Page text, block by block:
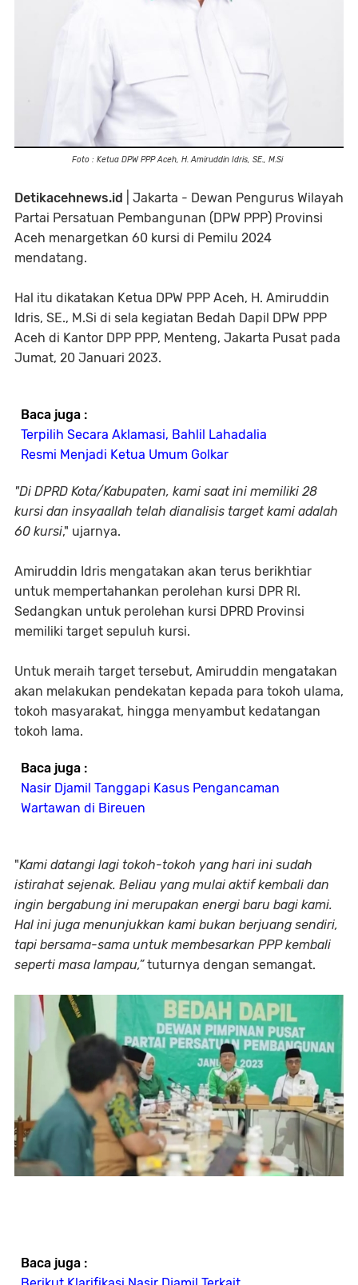
Foto : Ketua DPW PPP Aceh, H. Amiruddin Idris, SE., M.Si
Detikacehnews.id | Jakarta - Dewan Pengurus Wilayah
Partai Persatuan Pembangunan (DPW PPP) Provinsi
Aceh menargetkan 60 kursi di Pemilu 2024
mendatang.
Hal itu dikatakan Ketua DPW PPP Aceh, H. Amiruddin
Idris, SE., M.Si di sela kegiatan Bedah Dapil DPW PPP
Aceh di Kantor DPP PPP, Menteng, Jakarta Pusat pada
Jumat, 20 Januari 2023.
Baca juga :
Terpilih Secara Aklamasi, Bahlil Lahadalia
Resmi Menjadi Ketua Umum Golkar
"Di DPRD Kota/Kabupaten, kami saat ini memiliki 28
kursi dan insyaallah telah dianalisis target kami adalah
60 kursi," ujarnya.
Amiruddin Idris mengatakan akan terus berikhtiar
untuk mempertahankan perolehan kursi DPR RI.
Sedangkan untuk perolehan kursi DPRD Provinsi
memiliki target sepuluh kursi.
Untuk meraih target tersebut, Amiruddin mengatakan
akan melakukan pendekatan kepada para tokoh ulama,
tokoh masyarakat, hingga menyambut kedatangan
tokoh lama.
Baca juga :
Nasir Djamil Tanggapi Kasus Pengancaman
Wartawan di Bireuen
"Kami datangi lagi tokoh-tokoh yang hari ini sudah
istirahat sejenak. Beliau yang mulai aktif kembali dan
ingin bergabung ini merupakan energi baru bagi kami.
Hal ini juga menunjukkan kami bukan berjuang sendiri,
tapi bersama-sama untuk membesarkan PPP kembali
seperti masa lampau,”tuturnya dengan semangat.
Baca juga :